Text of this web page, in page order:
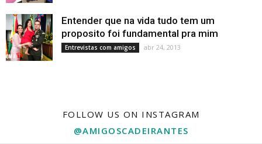
Entender que na vida tudo tem um
proposito foi fundamental pra mim
Entrevistas com amigos abr 24, 2013
FOLLOW US ON INSTAGRAM
@AMIGOSCADEIRANTES